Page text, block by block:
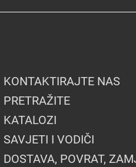
KONTAKTIRAJTE NAS
PRETRAŽITE
KATALOZI
SAVJETI I VODIČI
DOSTAVA, POVRAT,